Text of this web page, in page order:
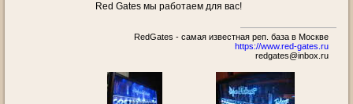
Red Gates мы работаем для вас!
RedGates - самая известная реп. база в Москве
https://www.red-gates.ru
redgates@inbox.ru